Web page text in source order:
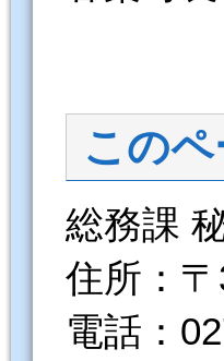
この
総務課
住所：
電話：